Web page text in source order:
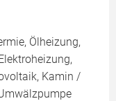
Ölheizung,
Kamin /